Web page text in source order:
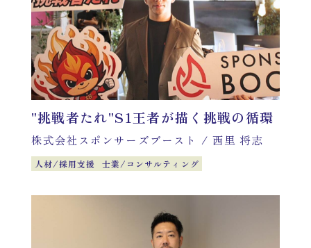
"挑戦者たれ"S1王者が描く挑戦の循環
株式会社スポンサーズブースト / 西里 将志
人材/採用支援 士業/コンサルティング